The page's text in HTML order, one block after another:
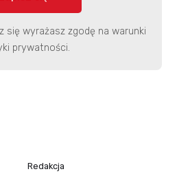
się wyrażasz zgodę na warunki
prywatności.
Redakcja